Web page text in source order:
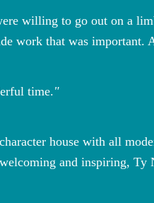
willing to go out on a
work that was
time.
house with all
and inspiring,